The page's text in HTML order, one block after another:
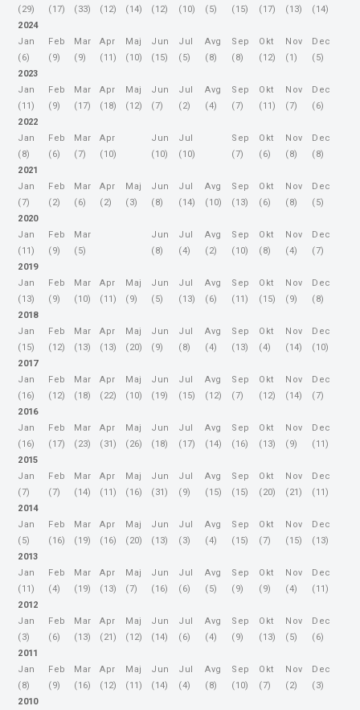
(29)
(17)
(33)
(12)
(14)
(12)
(10)
(5)
(15)
(17)
(13)
(14)
2024
Jan
(6)
Feb
(9)
Mar
(9)
Apr
(11)
Maj
(10)
Jun
(15)
Jul
(5)
Avg
(8)
Sep
(8)
Okt
(12)
Nov
(1)
Dec
(5)
2023
Jan
(11)
Feb
(9)
Mar
(17)
Apr
(18)
Maj
(12)
Jun
(7)
Jul
(2)
Avg
(4)
Sep
(7)
Okt
(11)
Nov
(7)
Dec
(6)
2022
Jan
(8)
Feb
(6)
Mar
(7)
Apr
(10)
Jun
(10)
Jul
(10)
Sep
(7)
Okt
(6)
Nov
(8)
Dec
(8)
2021
Jan
(7)
Feb
(2)
Mar
(6)
Apr
(2)
Maj
(3)
Jun
(8)
Jul
(14)
Avg
(10)
Sep
(13)
Okt
(6)
Nov
(8)
Dec
(5)
2020
Jan
(11)
Feb
(9)
Mar
(5)
Jun
(8)
Jul
(4)
Avg
(2)
Sep
(10)
Okt
(8)
Nov
(4)
Dec
(7)
2019
Jan
(13)
Feb
(9)
Mar
(10)
Apr
(11)
Maj
(9)
Jun
(5)
Jul
(13)
Avg
(6)
Sep
(11)
Okt
(15)
Nov
(9)
Dec
(8)
2018
Jan
(15)
Feb
(12)
Mar
(13)
Apr
(13)
Maj
(20)
Jun
(9)
Jul
(8)
Avg
(4)
Sep
(13)
Okt
(4)
Nov
(14)
Dec
(10)
2017
Jan
(16)
Feb
(12)
Mar
(18)
Apr
(22)
Maj
(10)
Jun
(19)
Jul
(15)
Avg
(12)
Sep
(7)
Okt
(12)
Nov
(14)
Dec
(7)
2016
Jan
(16)
Feb
(17)
Mar
(23)
Apr
(31)
Maj
(26)
Jun
(18)
Jul
(17)
Avg
(14)
Sep
(16)
Okt
(13)
Nov
(9)
Dec
(11)
2015
Jan
(7)
Feb
(7)
Mar
(14)
Apr
(11)
Maj
(16)
Jun
(31)
Jul
(9)
Avg
(15)
Sep
(15)
Okt
(20)
Nov
(21)
Dec
(11)
2014
Jan
(5)
Feb
(16)
Mar
(19)
Apr
(16)
Maj
(20)
Jun
(13)
Jul
(3)
Avg
(4)
Sep
(15)
Okt
(7)
Nov
(15)
Dec
(13)
2013
Jan
(11)
Feb
(4)
Mar
(19)
Apr
(13)
Maj
(7)
Jun
(16)
Jul
(6)
Avg
(5)
Sep
(9)
Okt
(9)
Nov
(4)
Dec
(11)
2012
Jan
(3)
Feb
(6)
Mar
(13)
Apr
(21)
Maj
(12)
Jun
(14)
Jul
(6)
Avg
(4)
Sep
(9)
Okt
(13)
Nov
(5)
Dec
(6)
2011
Jan
(8)
Feb
(9)
Mar
(16)
Apr
(12)
Maj
(11)
Jun
(14)
Jul
(4)
Avg
(8)
Sep
(10)
Okt
(7)
Nov
(2)
Dec
(3)
2010